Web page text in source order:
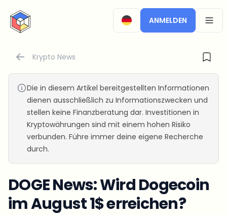
CryptoTicker
ANMELDEN
Krypto News
Die in diesem Artikel bereitgestellten Informationen
dienen ausschließlich zu Informationszwecken und
stellen keine Finanzberatung dar. Investitionen in
Kryptowährungen sind mit einem hohen Risiko
verbunden. Führe immer deine eigene Recherche
durch.
DOGE News: Wird Dogecoin
im August 1$ erreichen?